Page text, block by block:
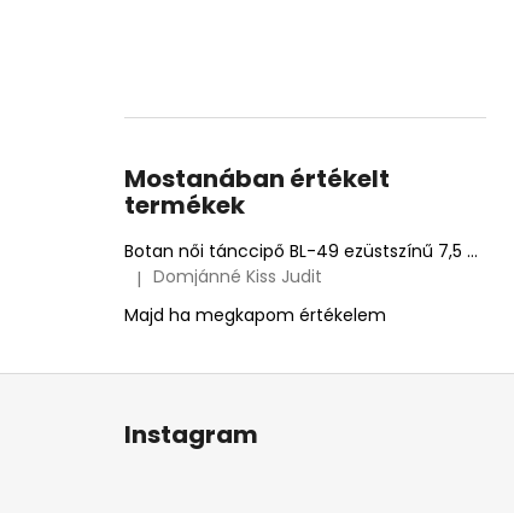
Mostanában értékelt
termékek
Botan női tánccipő BL-49 ezüstszínű 7,5 cm Flare
A termék értékelése 5-ből 5 csillag.
| Domjánné Kiss Judit
Majd ha megkapom értékelem
L
Instagram